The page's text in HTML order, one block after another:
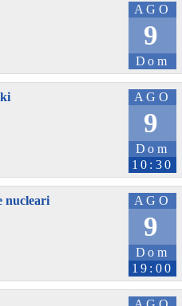
AGO
9
Dom
AGO
9
Dom
10:30
AGO
9
Dom
19:00
nucleari